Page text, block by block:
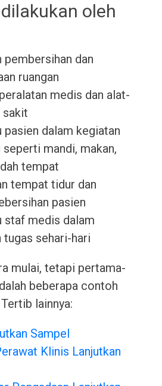
oleh
pembersihan dan
ruangan
medis dan alat-
sakit
pasien dalam kegiatan
mandi, makan,
tempat
tempat tidur dan
pasien
staf medis dalam
tugas sehari-hari
mulai, tetapi pertama-
beberapa contoh
lainnya:
Sampel
Klinis Lanjutkan